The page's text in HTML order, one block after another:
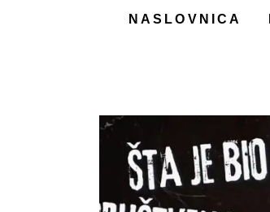
NASLOVNICA